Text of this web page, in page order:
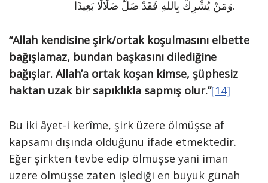
وَمَنْ يُشْرِكْ بِاللهِ فَقَدْ ضَلَّ ضَلَالًا بَعِيدًا.
“Allah kendisine şirk/ortak koşulmasını elbette
bağışlamaz, bundan başkasını dilediğine
bağışlar. Allah’a ortak koşan kimse, şüphesiz
haktan uzak bir sapıklıkla sapmış olur.”[14]
Bu iki âyet-i kerîme, şirk üzere ölmüşse af
kapsamı dışında olduğunu ifade etmektedir.
Eğer şirkten tevbe edip ölmüşse yani iman
üzere ölmüşse zaten işlediği en büyük günah